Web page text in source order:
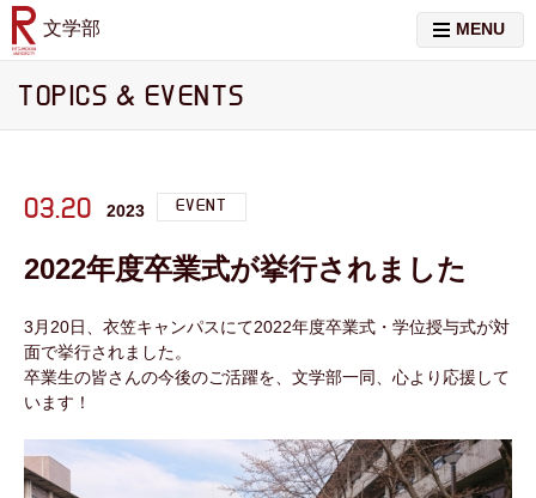
文学部 MENU
TOPICS & EVENTS
03.20 2023 EVENT
2022年度卒業式が挙行されました
3月20日、衣笠キャンパスにて2022年度卒業式・学位授与式が対
面で挙行されました。
卒業生の皆さんの今後のご活躍を、文学部一同、心より応援して
います！